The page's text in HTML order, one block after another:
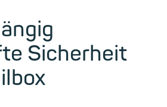
Sicherheit